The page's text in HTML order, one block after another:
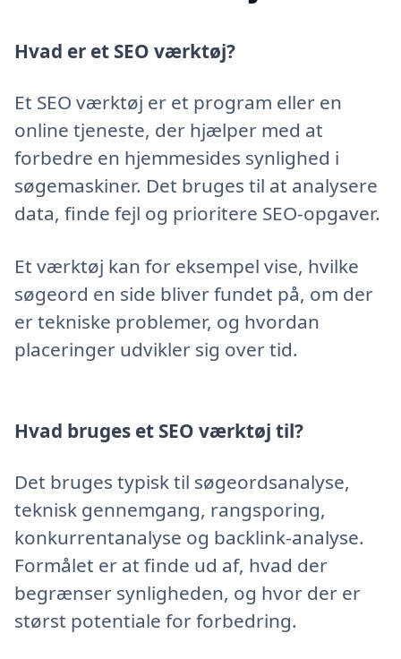
Hvad er et SEO værktøj?
Et SEO værktøj er et program eller en
online tjeneste, der hjælper med at
forbedre en hjemmesides synlighed i
søgemaskiner. Det bruges til at analysere
data, finde fejl og prioritere SEO-opgaver.
Et værktøj kan for eksempel vise, hvilke
søgeord en side bliver fundet på, om der
er tekniske problemer, og hvordan
placeringer udvikler sig over tid.
Hvad bruges et SEO værktøj til?
Det bruges typisk til søgeordsanalyse,
teknisk gennemgang, rangsporing,
konkurrentanalyse og backlink-analyse.
Formålet er at finde ud af, hvad der
begrænser synligheden, og hvor der er
størst potentiale for forbedring.